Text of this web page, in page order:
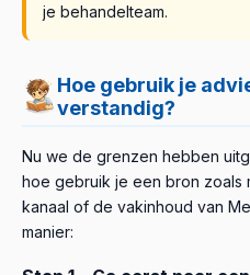
je behandelteam.
Hoe gebruik je
verstandig?
Nu we de grenzen hebben
hoe gebruik je een bron zoals
kanaal of de vakinhoud van
manier: